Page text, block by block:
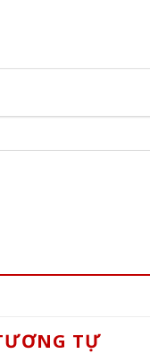
TỰ